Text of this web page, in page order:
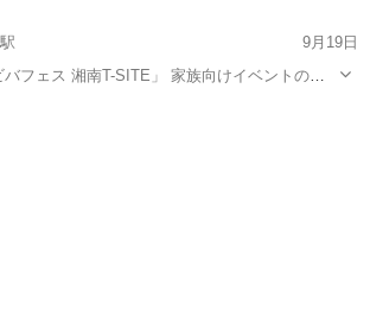
9月19日
フェス 湘南T-SITE」 家族向けイベントの出